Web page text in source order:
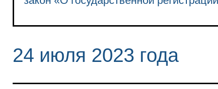
24 июля 2023 года